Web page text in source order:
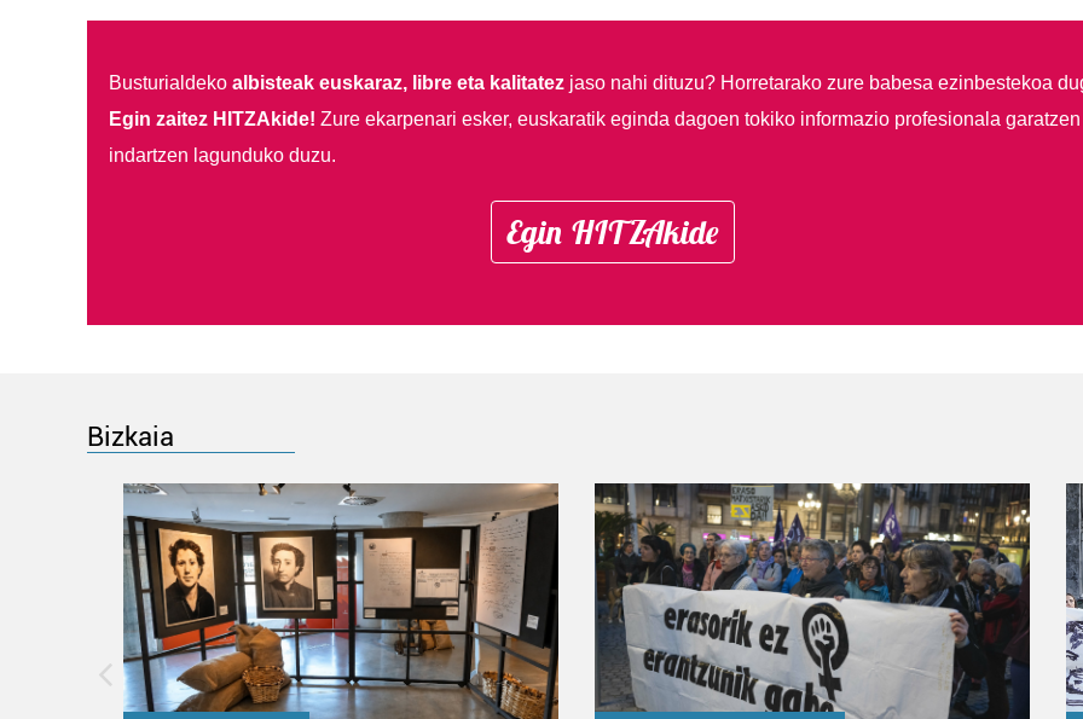
Busturialdeko albisteak euskaraz, libre eta kalitatezjaso nahi dituzu? Horretarako zure babesa ezinbestekoa
Egin zaitez HITZAkide! Zure ekarpenari esker, euskaratik eginda dagoen tokiko informazio profesionala garatzen
indartzen lagunduko duzu.
Egin HITZAkide
Bizkaia